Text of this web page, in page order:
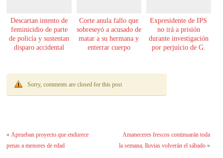
Descartan intento de
feminicidio de parte
de policía y sustentan
disparo accidental
Corte anula fallo que
sobreseyó a acusado de
matar a su hermana y
enterrar cuerpo
Expresidente de IPS
no irá a prisión
durante investigación
por perjuicio de G.
Sorry, comments are closed for this post
«Aprueban proyecto que endurece
penas a menores de edad
Amaneceres frescos continuarán toda
la semana, lluvias volverán el sábado»